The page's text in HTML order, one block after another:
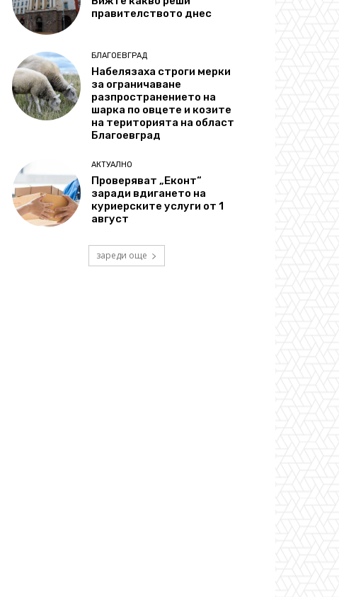
правителството днес
БЛАГОЕВГРАД
Набелязаха строги мерки
за ограничаване
разпространението на
шарка по овцете и козите
на територията на област
Благоевград
АКТУАЛНО
Проверяват „Еконт“
заради вдигането на
куриерските услуги от 1
август
зареди още